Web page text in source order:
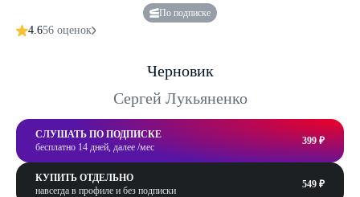
По подписке
4.656 оценок
Черновик
Сергей Лукьяненко
СЛУШАТЬ ПО ПОДПИСКЕ
бесплатно 14 дней, далее /мес
399 ₽
КУПИТЬ ОТДЕЛЬНО
навсегда в профиле и без подписки
549 ₽